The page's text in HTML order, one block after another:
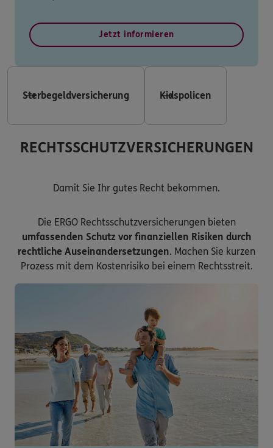
Jetzt informieren
Sterbegeldversicherung Kidspolicen
RECHTSSCHUTZVERSICHERUNGEN
Damit Sie Ihr gutes Recht bekommen.
Die ERGO Rechtsschutzversicherungen bieten
umfassenden Schutz vor finanziellen Risiken durch
rechtliche Auseinandersetzungen. Machen Sie kurzen
Prozess mit dem Kostenrisiko bei einem Rechtsstreit.